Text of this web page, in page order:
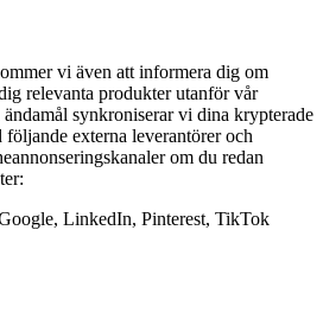
vi även att informera dig om
relevanta produkter utanför vår
synkroniserar vi dina krypterade
externa leverantörer och
om du redan
LinkedIn, Pinterest, TikTok